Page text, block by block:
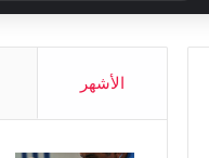
الأشهر